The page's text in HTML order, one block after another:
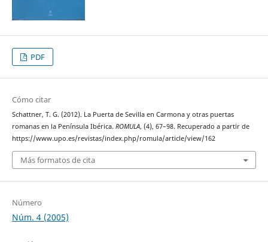
PDF
Cómo citar
Schattner, T. G. (2012). La Puerta de Sevilla en Carmona y otras puertas
romanas en la Península Ibérica. ROMULA, (4), 67–98. Recuperado a partir de
https://www.upo.es/revistas/index.php/romula/article/view/162
Más formatos de cita
Número
Núm. 4 (2005)